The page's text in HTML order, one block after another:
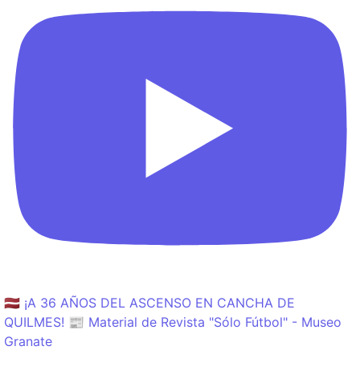
🇱🇻 ¡A 36 AÑOS DEL ASCENSO EN CANCHA DE
QUILMES! 📰 Material de Revista "Sólo Fútbol" - Museo
Granate